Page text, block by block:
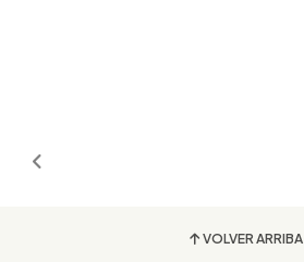
VOLVER ARRIBA